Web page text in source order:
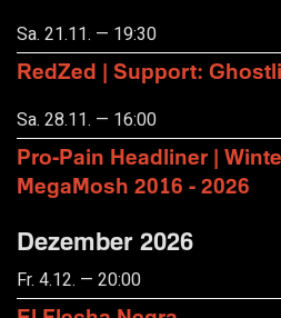
Sa. 21.11. — 19:30
RedZed | Support:
Sa. 28.11. — 16:00
Pro-Pain Headliner |
MegaMosh 2016 - 2026
Dezember 2026
Fr. 4.12. — 20:00